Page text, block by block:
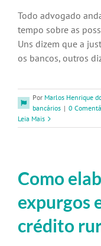
Todo advogado
tempo sobre as
Uns dizem que a
os bancos, outros
Por Marlos Henrique
bancários | 0
Leia Mais
Como
expurgos
crédito